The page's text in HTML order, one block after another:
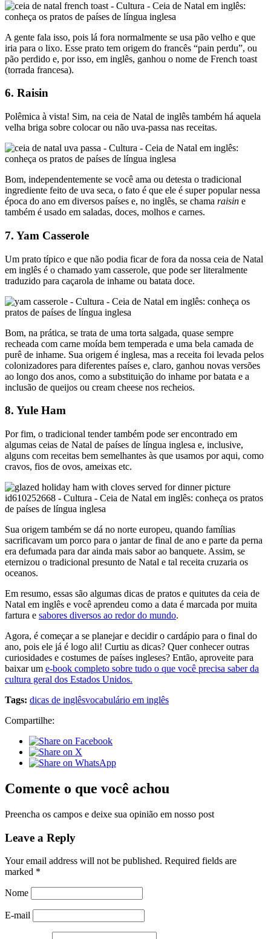
A gente fala isso, pois lá fora normalmente se usa pão velho e que
iria para o lixo. Esse prato tem origem do francês “pain perdu”, ou
pão perdido e, por isso, em inglês, ganhou o nome de French toast
(torrada francesa).
6. Raisin
Polêmica à vista! Sim, na ceia de Natal de inglês também há aquela
velha briga sobre colocar ou não uva-passa nas receitas.
Bom, independentemente se você ama ou detesta o tradicional
ingrediente feito de uva seca, o fato é que ele é super popular nessa
época do ano em diversos países e, no inglês, se chama raisin e
também é usado em saladas, doces, molhos e carnes.
7. Yam Casserole
Um prato típico e que não podia ficar de fora da nossa ceia de Natal
em inglês é o chamado yam casserole, que pode ser literalmente
traduzido para caçarola de inhame ou batata doce.
Bom, na prática, se trata de uma torta salgada, quase sempre
recheada com carne moída bem temperada e uma bela camada de
purê de inhame. Sua origem é inglesa, mas a receita foi levada pelos
colonizadores para diferentes países e, claro, ganhou novas versões
ao longo dos anos, como a substituição do inhame por batata e a
inclusão de queijos ou cream cheese nos recheios.
8. Yule Ham
Por fim, o tradicional tender também pode ser encontrado em
algumas ceias de Natal de países de língua inglesa e, inclusive,
alguns com receitas bem semelhantes às que usamos por aqui, como
cravos, fios de ovos, ameixas etc.
Sua origem também se dá no norte europeu, quando famílias
sacrificavam um porco para o jantar de final de ano e parte da perna
era defumada para dar ainda mais sabor ao banquete. Assim, se
eternizou o tradicional presunto de Natal e tal receita cruzaria os
oceanos.
Em resumo, essas são algumas dicas de pratos e quitutes da ceia de
Natal em inglês e você aprendeu como a data é marcada por muita
fartura e sabores diversos ao redor do mundo.
Agora, é começar a se planejar e decidir o cardápio para o final do
ano, pois ele já é logo ali! Curtiu as dicas? Quer conhecer outras
curiosidades e costumes de países ingleses? Então, aproveite para
baixar um e-book completo sobre tudo o que você precisa saber da
cultura geral dos Estados Unidos.
Tags: dicas de inglêsvocabulário em inglês
Compartilhe:
Comente o que você achou
Preencha os campos e deixe sua opinião em nosso post
Leave a Reply
Your email address will not be published. Required fields are
marked *
Nome
E-mail